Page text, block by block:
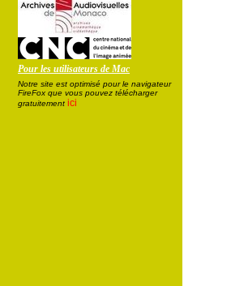
Pour les utilisateurs de Mac
Notre site est optimisé pour le navigateur
FireFox que vous pouvez télécharger
gratuitement ici